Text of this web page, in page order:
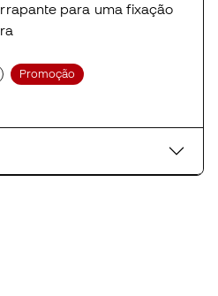
para uma fixação
Promoção